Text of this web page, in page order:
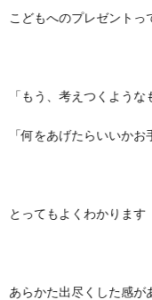
こどもへのプレゼントっ
「もう、考えつくよう
「何をあげたらいいかお
とってもよくわかります
あらかた出尽くした感が